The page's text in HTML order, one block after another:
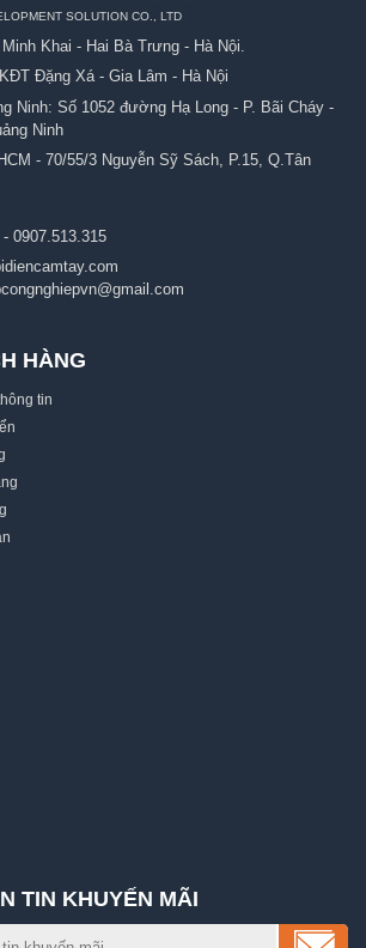
SOLUTION CO., LTD
Khai - Hai Bà Trưng - Hà Nội.
Đặng Xá - Gia Lâm - Hà Nội
Ninh: Số 1052 đường Hạ Long - P. Bãi Cháy -
Ninh
- 70/55/3 Nguyễn Sỹ Sách, P.15, Q.Tân
- 0907.513.315
HÀNG
tin
TIN KHUYẾN MÃI